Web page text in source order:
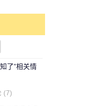
计算器
下的
于
了”相关情
(7)